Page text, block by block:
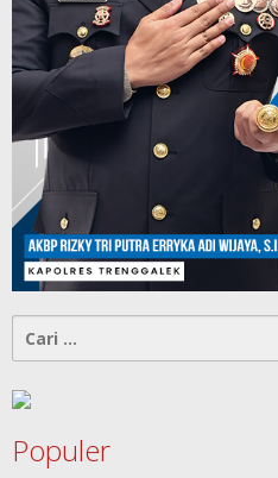
untuk:
Populer